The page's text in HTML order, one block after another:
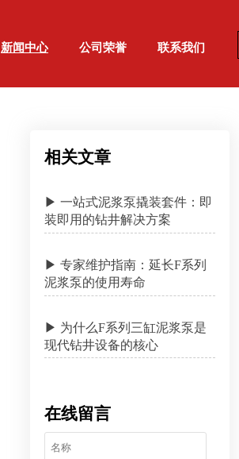
新闻中心 公司荣誉 联系我们
相关文章
▶ 一站式泥浆泵撬装套件：即
装即用的钻井解决方案
▶ 专家维护指南：延长F系列
泥浆泵的使用寿命
▶ 为什么F系列三缸泥浆泵是
现代钻井设备的核心
在线留言